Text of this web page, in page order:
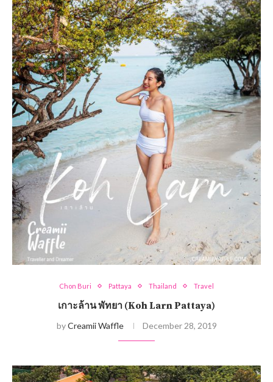
Chon Buri Pattaya Thailand Travel
เกาะล้าน พัทยา (Koh Larn Pattaya)
byCreamii Waffle December 28, 2019